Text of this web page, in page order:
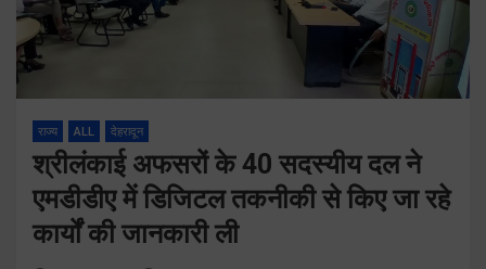
राज्य ALL देहरादून
श्रीलंकाई अफसरों के 40 सदस्यीय दल ने
एमडीडीए में डिजिटल तकनीकी से किए जा रहे
कार्यों की जानकारी ली